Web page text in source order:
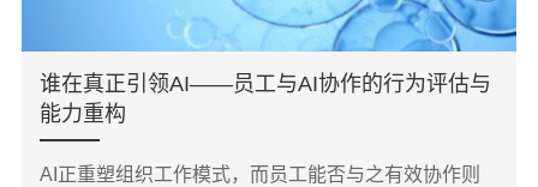
谁在真正引领AI——员工与AI协作的行为评估与
能力重构
AI正重塑组织工作模式，而员工能否与之有效协作则